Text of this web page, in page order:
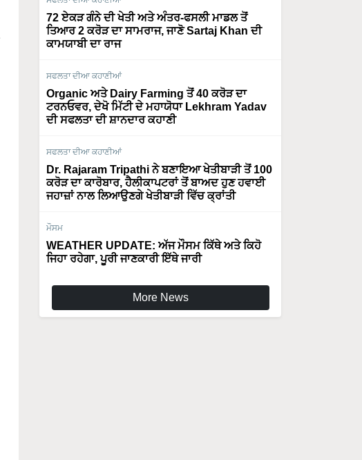
72 ਏਕੜ ਗੰਨੇ ਦੀ ਖੇਤੀ ਅਤੇ ਅੰਤਰ-ਫਸਲੀ ਮਾਡਲ ਤੋਂ
ਤਿਆਰ 2 ਕਰੋੜ ਦਾ ਸਾਮਰਾਜ, ਜਾਣੋ Sartaj Khan ਦੀ
ਕਾਮਯਾਬੀ ਦਾ ਰਾਜ
ਸਫਲਤਾ ਦੀਆ ਕਹਾਣੀਆਂ
Organic ਅਤੇ Dairy Farming ਤੋਂ 40 ਕਰੋੜ ਦਾ
ਟਰਨਓਵਰ, ਦੇਖੋ ਮਿੱਟੀ ਦੇ ਮਹਾਯੋਧਾ Lekhram Yadav
ਦੀ ਸਫਲਤਾ ਦੀ ਸ਼ਾਨਦਾਰ ਕਹਾਣੀ
ਸਫਲਤਾ ਦੀਆ ਕਹਾਣੀਆਂ
Dr. Rajaram Tripathi ਨੇ ਬਣਾਇਆ ਖੇਤੀਬਾੜੀ ਤੋਂ 100
ਕਰੋੜ ਦਾ ਕਾਰੋਬਾਰ, ਹੈਲੀਕਾਪਟਰਾਂ ਤੋਂ ਬਾਅਦ ਹੁਣ ਹਵਾਈ
ਜਹਾਜ਼ਾਂ ਨਾਲ ਲਿਆਉਣਗੇ ਖੇਤੀਬਾੜੀ ਵਿੱਚ ਕ੍ਰਾਂਤੀ
ਮੌਸਮ
WEATHER UPDATE: ਅੱਜ ਮੌਸਮ ਕਿੱਥੇ ਅਤੇ ਕਿਹੋ
ਜਿਹਾ ਰਹੇਗਾ, ਪੂਰੀ ਜਾਣਕਾਰੀ ਇੱਥੇ ਜਾਰੀ
More News